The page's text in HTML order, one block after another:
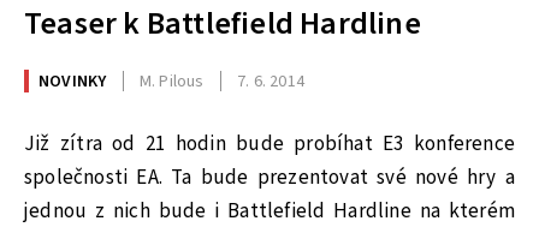
Teaser k Battlefield Hardline
NOVINKY M. Pilous 7. 6. 2014
Již zítra od 21 hodin bude probíhat E3 konference
společnosti EA. Ta bude prezentovat své nové hry a
jednou z nich bude i Battlefield Hardline na kterém